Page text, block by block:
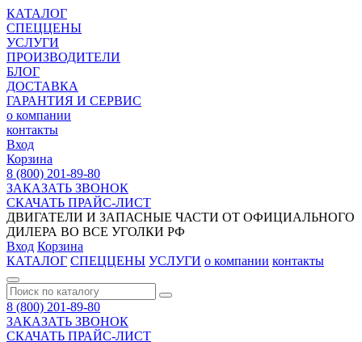
КАТАЛОГ
СПЕЦЦЕНЫ
УСЛУГИ
ПРОИЗВОДИТЕЛИ
БЛОГ
ДОСТАВКА
ГАРАНТИЯ И СЕРВИС
о компании
контакты
Вход
Корзина
8 (800) 201-89-80
ЗАКАЗАТЬ ЗВОНОК
СКАЧАТЬ ПРАЙС-ЛИСТ
ДВИГАТЕЛИ И ЗАПАСНЫЕ ЧАСТИ ОТ ОФИЦИАЛЬНОГО
ДИЛЕРА ВО ВСЕ УГОЛКИ РФ
Вход Корзина
КАТАЛОГ СПЕЦЦЕНЫ УСЛУГИ о компании контакты
8 (800) 201-89-80
ЗАКАЗАТЬ ЗВОНОК
СКАЧАТЬ ПРАЙС-ЛИСТ